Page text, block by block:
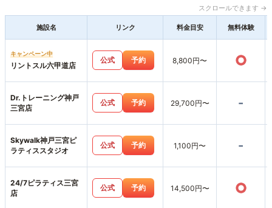
スクロールできます →
施設名 リンク 料金目安 無料体験
キャンペーン中
リントスル六甲道店
公式 予約 8,800円〜 ○
Dr.トレーニング神戸
三宮店
公式 予約 29,700円〜 -
Skywalk神戸三宮ピ
ラティススタジオ
公式 予約 1,100円〜 -
24/7ピラティス三宮
店
公式 予約 14,500円〜 ○